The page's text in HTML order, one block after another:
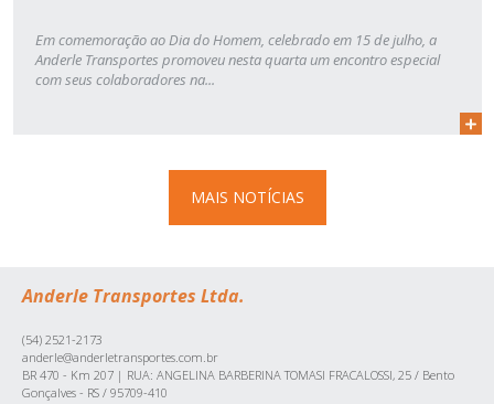
Em comemoração ao Dia do Homem, celebrado em 15 de julho, a
Anderle Transportes promoveu nesta quarta um encontro especial
com seus colaboradores na...
MAIS NOTÍCIAS
Anderle Transportes Ltda.
(54) 2521-2173
anderle@anderletransportes.com.br
BR 470 - Km 207 | RUA: ANGELINA BARBERINA TOMASI FRACALOSSI, 25 / Bento
Gonçalves - RS / 95709-410